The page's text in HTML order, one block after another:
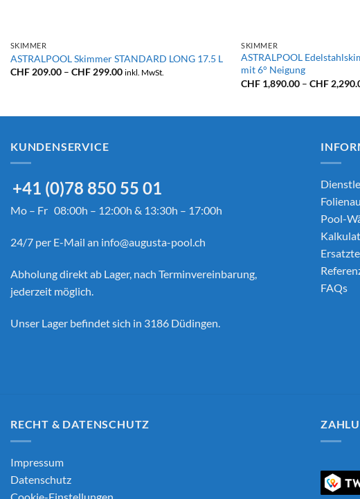
SKIMMER
ASTRALPOOL Skimmer STANDARD LONG 17.5 L
CHF209.00 – CHF299.00Preisspanne:
inkl. MwSt.
SKIMMER
ASTRALPOOL
mit 6° Neigung
CHF 1,890.00 –CHF
KUNDENSERVICE
+41 (0)78 850 55 01
Mo – Fr 08:00h – 12:00h & 13:30h – 17:00h
24/7 per E-Mail an info@augusta-pool.ch
Abholung direkt ab Lager, nach Terminvereinbarung,
jederzeit möglich.
Unser Lager befindet sich in 3186 Düdingen.
Pool-
FAQs
RECHT & DATENSCHUTZ
Impressum
Datenschutz
Cookie-Einstellungen